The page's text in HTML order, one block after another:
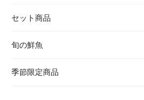
セット商品
旬の鮮魚
季節限定商品